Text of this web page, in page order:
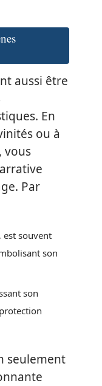
aussi être
En
ou à
vous
Par
est souvent
son
son
seulement